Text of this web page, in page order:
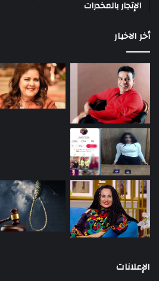
الإتجار بالمخدرات
أخر الاخبار
الإعلانات